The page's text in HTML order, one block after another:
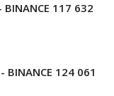
117 632
124 061